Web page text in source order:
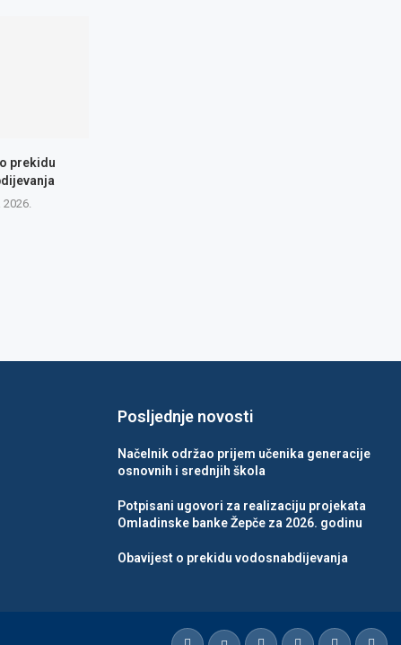
prekidu
Posljednje novosti
Načelnik održao prijem učenika generacije
osnovnih i srednjih škola
Potpisani ugovori za realizaciju projekata
Omladinske banke Žepče za 2026. godinu
Obavijest o prekidu vodosnabdijevanja